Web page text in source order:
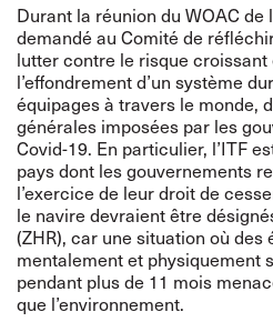
Durant la réunion du WOAC de
demandé au Comité de
lutter contre le risque croissant
l’effondrement d’un système
équipages à travers le monde,
générales imposées par les
Covid-19. En particulier, l’ITF
pays dont les gouvernements
l’exercice de leur droit de
le navire devraient être
(ZHR), car une situation où des
mentalement et physiquement
pendant plus de 11 mois
que l’environnement.